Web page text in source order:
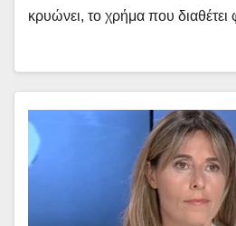
κρυώνει, το χρήμα που διαθέτει